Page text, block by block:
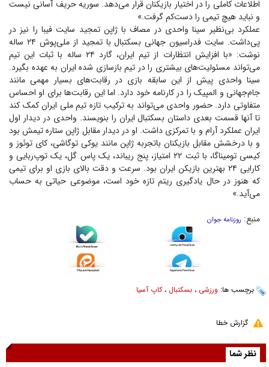
اطلاعات کاملی را در اختیار بازیکنان قرار می‌دهد. سوریه حریف آسانی نیست
و نباید هیچ تیمی را دست‌کم گرفت.»
عملکرد بی‌نظیر سینا واحدی در مصاف با ژاپن تمجید سایت فیبا را نیز در
پی‌داشت. سایت فدراسیون جهانی بسکتبال با تمجید از ملی‌پوش ۲۴ ساله
نوشت: «با افزایش انتظارات از تیم ایران، گارد ۲۴ ساله با ثبات این تیم
می‌تواند مسئولیت‌های بیشتری را در تیم بازسازی شده ایران به عهده بگیرد.
سینا واحدی پیش از این سابقه بازی در رقابت‌های بسیار مهمی مانند
جام‌جهانی و المپیک را در کارنامه خود دارد. اما این رقابت‌ها برای او احساس
متفاوتی دارد. حضور واحدی می‌تواند به ترکیب تازه تیم ملی ایران کمک کند
تا آنها قسمت بعدی داستان بسکتبال ایران را بنویسند. واحدی در دیدار اول
ایران عملکرد آرام و با تمرکزی داشت. او در دیدار مقابل ژاپن ستاره تیمش بود
و با درخشش مقابل بازیکنان باتجربه ژاپن مانند یوکی توگاشی، کای توئوز و
کیسی تومیناگا، با ثبت ۲۲ امتیاز، پنج ریباند، یک پاس گل، یک توپ‌ربایی و
کارایی ۲۴ بهترین بازیکن ایران بود. سرعت و دقت بالای بازی او برای تیمی
که هنوز در حال یادگیری ریتم تازه خود است، موضوعی حیاتی به حساب
می‌آید.»
منبع: روزنامه جوان
برچسب ها: ورزشی ، بسکتبال ،کاپ آسیا
گزارش خطا
نظر شما